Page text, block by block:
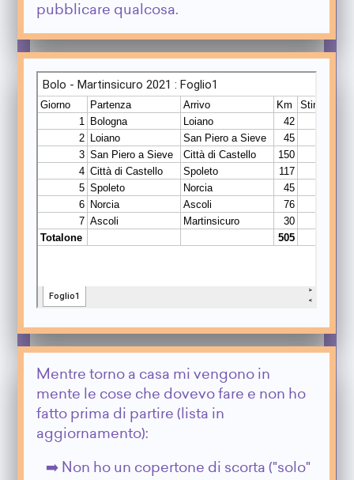
pubblicare qualcosa.
Mentre torno a casa mi vengono in
mente le cose che dovevo fare e non ho
fatto prima di partire (lista in
aggiornamento):
Non ho un copertone di scorta ("solo"